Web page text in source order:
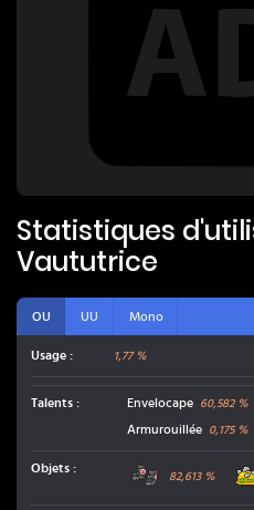
Statistiques
Vaututrice
OU UU Mono
Usage : 1,77 %
Talents : Envelocape 60,582%
Armurouillée 0,175%
Objets : Grosses Bottes
82,613%